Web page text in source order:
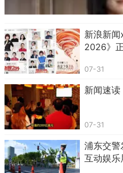
新浪新
2026》
07-31
新闻速读
07-31
浦东交
互动娱